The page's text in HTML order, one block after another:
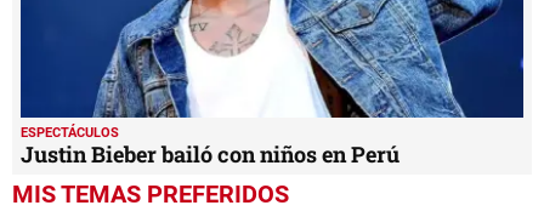
ESPECTÁCULOS
Justin Bieber bailó con niños en Perú
MIS TEMAS PREFERIDOS